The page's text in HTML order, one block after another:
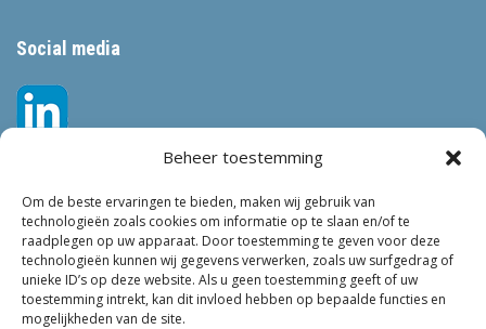
Beheer toestemming
Om de beste ervaringen te bieden, maken wij gebruik van
technologieën zoals cookies om informatie op te slaan en/of te
raadplegen op uw apparaat. Door toestemming te geven voor deze
technologieën kunnen wij gegevens verwerken, zoals uw surfgedrag of
unieke ID’s op deze website. Als u geen toestemming geeft of uw
toestemming intrekt, kan dit invloed hebben op bepaalde functies en
mogelijkheden van de site.
Social media
Tags
VEILIGHEID LEEFBAARHEID